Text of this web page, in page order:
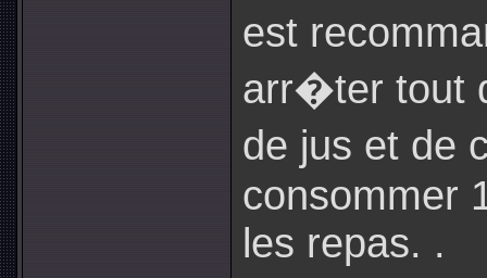
est
arr�ter tout
de jus et de
consommer
les repas. .